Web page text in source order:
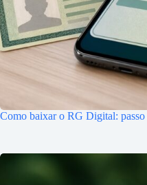
Como baixar o RG Digital: passo